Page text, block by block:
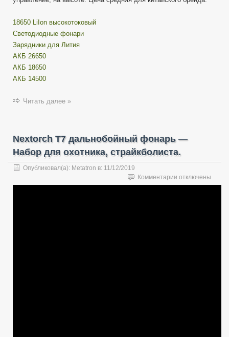
18650 LiIon высокотоковый
Cветодиодные фонари
Зарядники для Лития
АКБ 26650
АКБ 18650
АКБ 14500
Читать далее »
Nextorch T7 дальнобойный фонарь —
Набор для охотника, страйкболиста.
Опубликовал(а): Metatron в: 11/12/2019
Комментарии к
записи
отключены